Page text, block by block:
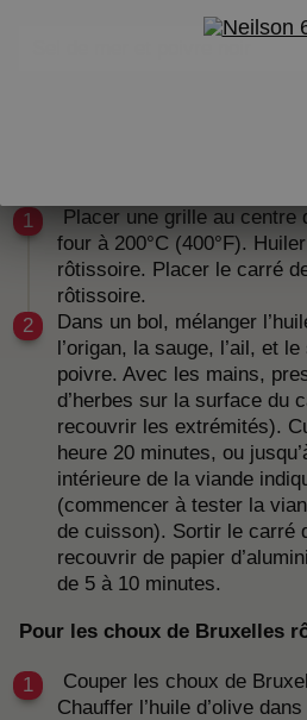
Placer une grille au centre
four à 200°C (400°F).
rôtissoire. Placer le carré
rôtissoire.
Dans un bol, mélanger
l’origan, la sauge, l’ail, et
poivre. Avec les mains,
d’herbes sur la surface du
recouvrir les extrémités).
heure 20 minutes, ou
intérieure de la viande
(commencer à tester la
de cuisson). Sortir le carré
recouvrir de papier
de 5 à 10 minutes.
Pour les choux de Bruxelles
Couper les choux de
Chauffer l’huile d’olive